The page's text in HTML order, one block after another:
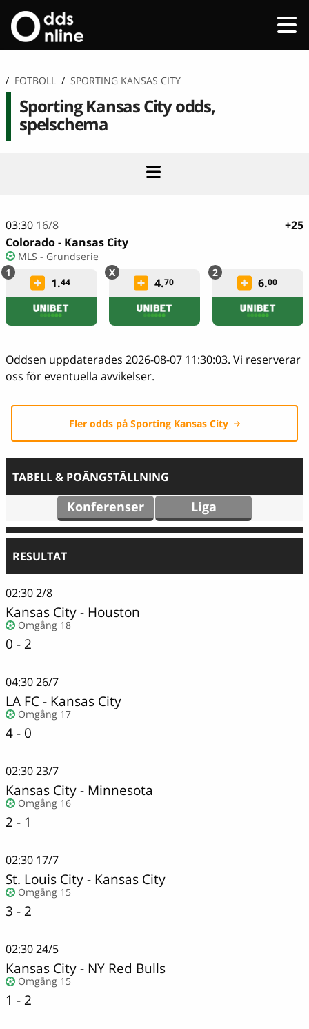
/ FOTBOLL / SPORTING KANSAS CITY
Sporting Kansas City odds,
spelschema
03:30 16/8
Colorado - Kansas City
MLS - Grundserie
1.44 4.70 6.00
+25
Oddsen uppdaterades 2026-08-07 11:30:03. Vi reserverar
oss för eventuella avvikelser.
Fler odds på Sporting Kansas City
TABELL & POÄNGSTÄLLNING
Konferenser Liga
RESULTAT
02:302/8
Kansas City- Houston
Omgång 18
0 - 2
04:3026/7
LA FC- Kansas City
Omgång 17
4 - 0
02:3023/7
Kansas City- Minnesota
Omgång 16
2 - 1
02:30 17/7
St. Louis City- Kansas City
Omgång 15
3 - 2
02:3024/5
Kansas City- NY Red Bulls
Omgång 15
1 - 2